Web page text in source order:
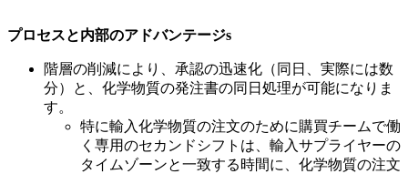
プロセスと内部のアドバンテージs
階層の削減により、承認の迅速化（同日、実際には数
分）と、化学物質の発注書の同日処理が可能になりま
す。
特に輸入化学物質の注文のために購買チームで働
く専用のセカンドシフトは、輸入サプライヤーの
タイムゾーンと一致する時間に、化学物質の注文